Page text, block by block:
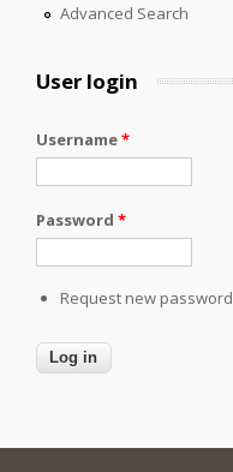
Advanced Search
User login
Username*
Password *
Request new password